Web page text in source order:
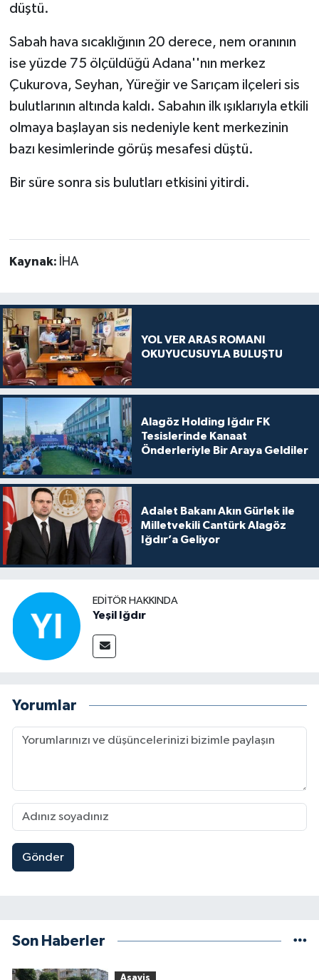
düştü.
Sabah hava sıcaklığının 20 derece, nem oranının
ise yüzde 75 ölçüldüğü Adana''nın merkez
Çukurova, Seyhan, Yüreğir ve Sarıçam ilçeleri sis
bulutlarının altında kaldı. Sabahın ilk ışıklarıyla etkili
olmaya başlayan sis nedeniyle kent merkezinin
bazı kesimlerinde görüş mesafesi düştü.
Bir süre sonra sis bulutları etkisini yitirdi.
Kaynak: İHA
YOL VER ARAS ROMANI
OKUYUCUSUYLA BULUŞTU
Alagöz Holding Iğdır FK
Tesislerinde Kanaat
Önderleriyle Bir Araya Geldiler
Adalet Bakanı Akın Gürlek ile
Milletvekili Cantürk Alagöz
Iğdır’a Geliyor
EDITÖR HAKKINDA
Yeşil Iğdır
Yorumlar
Gönder
Son Haberler